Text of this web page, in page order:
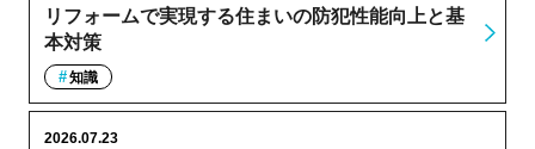
リフォームで実現する住まいの防犯性能向上と基
本対策
知識
2026.07.23